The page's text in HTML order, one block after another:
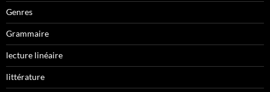
Genres
Grammaire
lecture linéaire
littérature